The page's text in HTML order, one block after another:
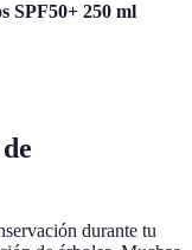
SPF50+ 250 ml
durante tu